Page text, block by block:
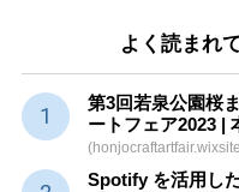
よく読まれ
第3回若泉公園桜
ートフェア2023 |
Spotify を活用し